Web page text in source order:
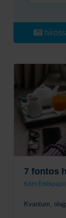
7 fontos
K&H Értékpapír
Kvantum,